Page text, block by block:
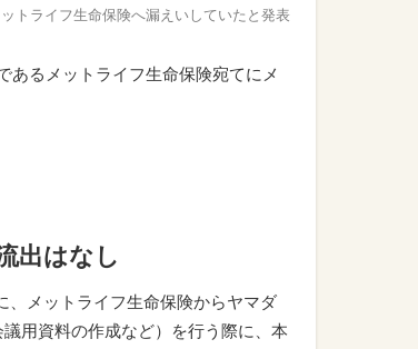
トライフ生命保険へ漏えいしていたと発表
あるメットライフ生命保険宛てにメ
出はなし
、メットライフ生命保険からヤマダ
用資料の作成など）を行う際に、本